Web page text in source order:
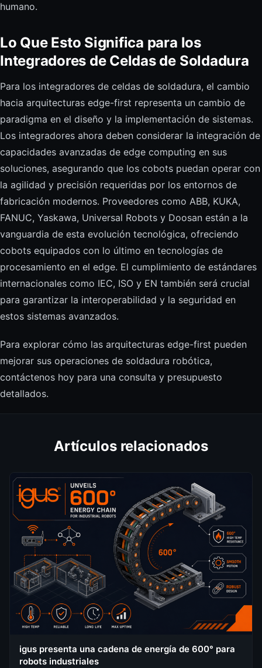
humano.
Lo Que Esto Significa para los
Integradores de Celdas de Soldadura
Para los integradores de celdas de soldadura, el cambio
hacia arquitecturas edge-first representa un cambio de
paradigma en el diseño y la implementación de sistemas.
Los integradores ahora deben considerar la integración de
capacidades avanzadas de edge computing en sus
soluciones, asegurando que los cobots puedan operar con
la agilidad y precisión requeridas por los entornos de
fabricación modernos. Proveedores como ABB, KUKA,
FANUC, Yaskawa, Universal Robots y Doosan están a la
vanguardia de esta evolución tecnológica, ofreciendo
cobots equipados con lo último en tecnologías de
procesamiento en el edge. El cumplimiento de estándares
internacionales como IEC, ISO y EN también será crucial
para garantizar la interoperabilidad y la seguridad en
estos sistemas avanzados.
Para explorar cómo las arquitecturas edge-first pueden
mejorar sus operaciones de soldadura robótica,
contáctenos hoy para una consulta y presupuesto
detallados.
Artículos relacionados
igus presenta una cadena de energía de 600° para
robots industriales